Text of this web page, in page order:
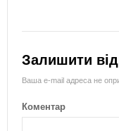
Залишити
Ваша e-mail адреса не
Коментар